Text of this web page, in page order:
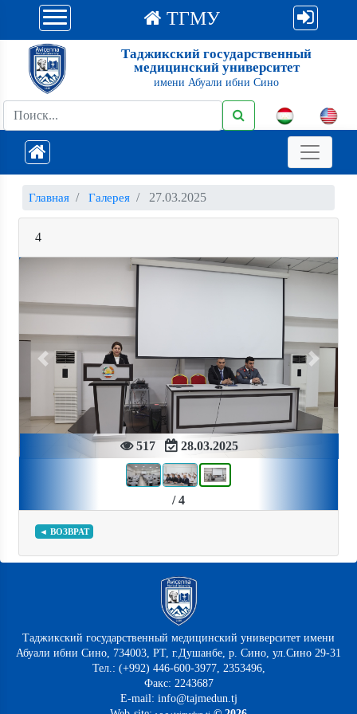
ТГМУ
Таджикский государственный
медицинский университет
имени Абуали ибни Сино
Главная Галерея 27.03.2025
4
517 28.03.2025
Previous Next
/ 4
◄ ВОЗВРАТ
Таджикский государственный медицинский университет имени
Абуали ибни Сино, 734003, РТ, г.Душанбе, р. Сино, ул.Сино 29-31
Тел.: (+992) 446-600-3977, 2353496,
Факс: 2243687
E-mail: info@tajmedun.tj